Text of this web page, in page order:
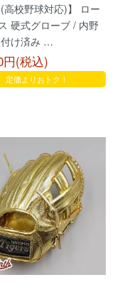
(高校野球対応)】 ロー
硬式グローブ / 内野
け済み …
円(税込)
定価よりおトク！